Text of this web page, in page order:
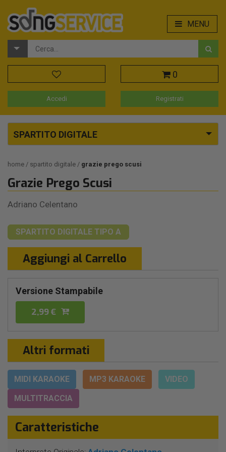
MENU
0
Accedi Registrati
SPARTITO DIGITALE
home spartito digitale grazie prego scusi
Grazie Prego Scusi
Adriano Celentano
SPARTITO DIGITALE TIPO A
Aggiungi al Carrello
Versione Stampabile
2,99 €
Altri formati
MIDI KARAOKE MP3 KARAOKE
VIDEO
MULTITRACCIA
Caratteristiche